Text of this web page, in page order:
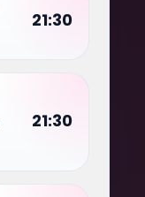
21:30
21:30